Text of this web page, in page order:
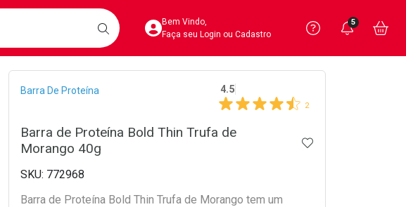
BUSCARAcesse sua Conta
Bem Vindo,
Faça seu Login ou Cadastro
Precisa
Ver Recursos
Você
5
Breadcrumb
Barra De Proteína 4.5
2
Barra de Proteína Bold Thin Trufa de
Morango 40g
ADICIONAR AOS
772968
Barra de Proteína Bold Thin Trufa de Morango tem um